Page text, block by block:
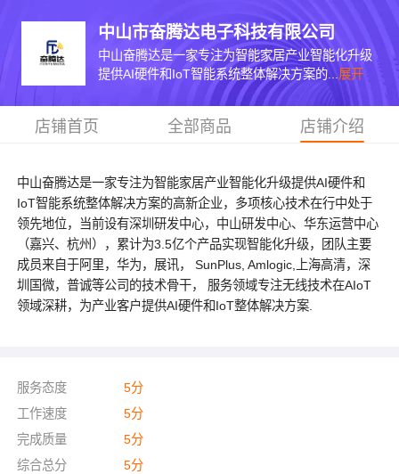
中山市奋腾达电子科技有限公司
中山奋腾达是一家专注为智能家居产业智能化升级
提供AI硬件和IoT智能系统整体解决方案的... 展开
店铺首页 全部商品 店铺介绍
中山奋腾达是一家专注为智能家居产业智能化升级提供AI硬件和
IoT智能系统整体解决方案的高新企业，多项核心技术在行中处于
领先地位，当前设有深圳研发中心，中山研发中心、华东运营中心
（嘉兴、杭州），累计为3.5亿个产品实现智能化升级，团队主要
成员来自于阿里，华为，展讯， SunPlus, Amlogic,上海高清，深
圳国微，普诚等公司的技术骨干， 服务领域专注无线技术在AIoT
领域深耕，为产业客户提供AI硬件和IoT整体解决方案.
服务态度 5分
工作速度
5分
完成质量
5分
综合总分
5分